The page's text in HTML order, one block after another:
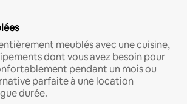
meublés avec une cuisine,
dont vous avez besoin pour
pendant un mois ou
parfaite à une location
durée.